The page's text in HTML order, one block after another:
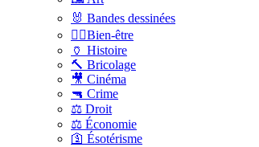
🐰 Bandes dessinées
🧑‍⚕️Bien-être
🏺 Histoire
🔨 Bricolage
🎥 Cinéma
🔫 Crime
⚖️ Droit
⚖️ Économie
🛐 Ésotérisme